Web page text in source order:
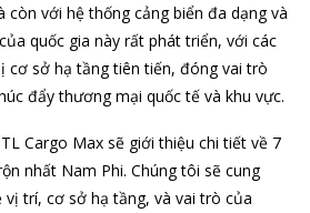
còn với hệ thống cảng biển đa dạng và
quốc gia này rất phát triển, với các
cơ sở hạ tầng tiên tiến, đóng vai trò
đẩy thương mại quốc tế và khu vực.
Cargo Max sẽ giới thiệu chi tiết về 7
nhất Nam Phi. Chúng tôi sẽ cung
trí, cơ sở hạ tầng, và vai trò của